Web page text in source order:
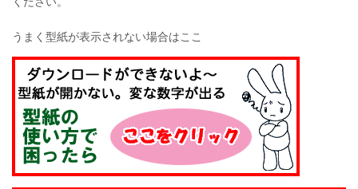
うまく型紙が表示されない場合はここ